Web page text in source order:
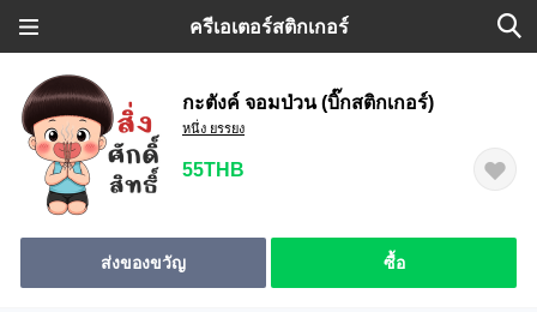
ครีเอเตอร์สติกเกอร์
กะตังค์ จอมป่วน (บิ๊กสติกเกอร์)
หนึ่ง ยรรยง
55THB
ส่งของขวัญ ซื้อ